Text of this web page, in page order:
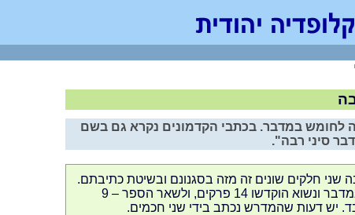
לחומש במדבר. בכתבי הקדמונים נקרא גם בשם
סיני רבה".
שני חלקים שונים זה מזה בסגנונם ובשיטת כתיבתם.
לפרשיות במדבר ונשוא הוקדשו 14 פרקים, ולשאר הספר – 9
יש דעות שהמדרש נכתב בידי שני חכמים.